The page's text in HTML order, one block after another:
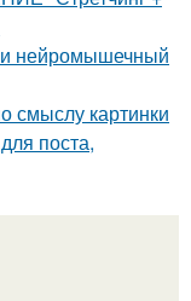
нейромышечный
смыслу картинки
поста,